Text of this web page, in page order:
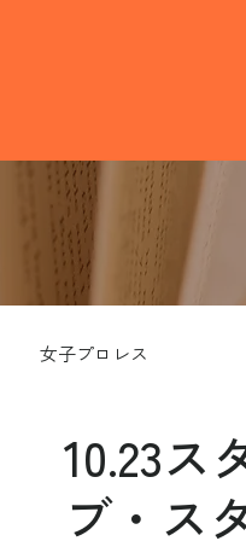
女子プロレス
10.23ス
ブ・ス